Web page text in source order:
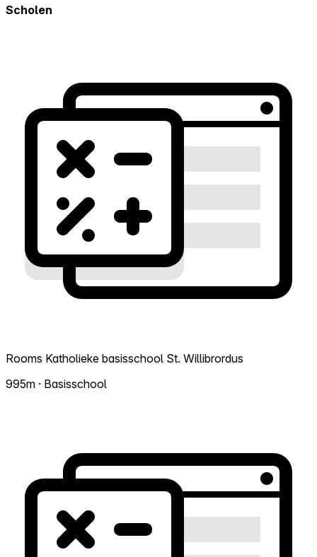
Scholen
Rooms Katholieke basisschool St. Willibrordus
995m · Basisschool